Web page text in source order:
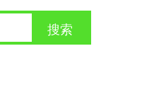
搜索